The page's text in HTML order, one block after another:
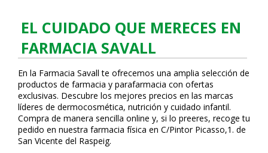
EL CUIDADO QUE MERECES EN
FARMACIA SAVALL
En la Farmacia Savall te ofrecemos una amplia selección de
productos de farmacia y parafarmacia con ofertas
exclusivas. Descubre los mejores precios en las marcas
líderes de dermocosmética, nutrición y cuidado infantil.
Compra de manera sencilla online y, si lo prefieres, recoge tu
pedido en nuestra farmacia física en C/Pintor Picasso,1. de
San Vicente del Raspeig.